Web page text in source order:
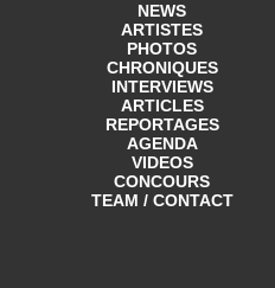
NEWS
ARTISTES
PHOTOS
CHRONIQUES
INTERVIEWS
ARTICLES
REPORTAGES
AGENDA
VIDEOS
CONCOURS
TEAM / CONTACT